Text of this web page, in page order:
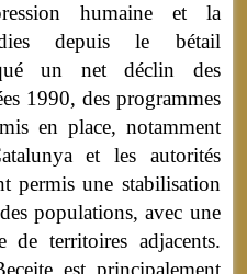
humaine et la
depuis le bétail
un net déclin des
1990, des programmes
en place, notamment
et les autorités
permis une stabilisation
populations, avec une
de territoires adjacents.